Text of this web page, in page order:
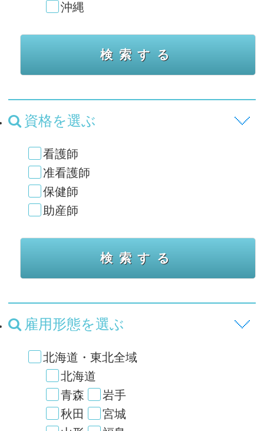
沖縄
資格を選ぶ
看護師
准看護師
保健師
助産師
雇用形態を選ぶ
北海道・東北全域
北海道
青森
岩手
秋田
宮城